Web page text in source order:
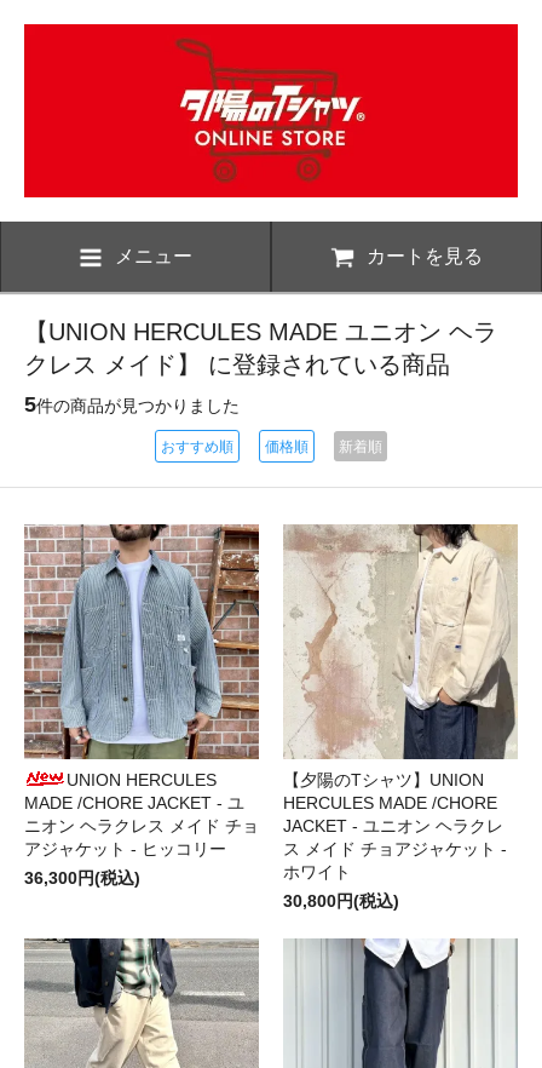
メニュー カートを見る
【UNION HERCULES MADE ユニオン ヘラ
クレス メイド】 に登録されている商品
5件の商品が見つかりました
おすすめ順 価格順 新着順
UNION HERCULES
MADE /CHORE JACKET - ユ
ニオン ヘラクレス メイド チョ
アジャケット - ヒッコリー
36,300円(税込)
【夕陽のTシャツ】UNION
HERCULES MADE /CHORE
JACKET - ユニオン ヘラクレ
ス メイド チョアジャケット -
ホワイト
30,800円(税込)